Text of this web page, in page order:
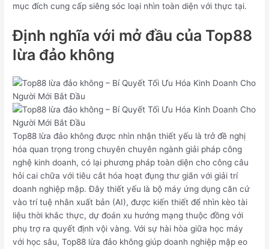
mục đích cung cấp siêng sóc loại nhìn toàn diện với thực tại.
Định nghĩa với mở đầu của Top88
lừa đảo không
Top88 lừa đảo không được nhìn nhận thiết yếu là trở đề nghị
hóa quan trọng trong chuyên chuyên ngành giải pháp công
nghệ kinh doanh, có lại phương pháp toàn diện cho công câu
hỏi cai chữa với tiêu cắt hóa hoạt đụng thư giãn với giải trí
doanh nghiệp mập. Đây thiết yếu là bộ máy ứng dụng căn cứ
vào trí tuệ nhân xuất bản (AI), được kiến thiết để nhìn kèo tài
liệu thời khắc thực, dự đoán xu hướng mạng thuộc đồng với
phụ trợ ra quyết định vội vàng. Với sự hài hòa giữa học máy
với học sâu, Top88 lừa đảo không giúp doanh nghiệp mập eo